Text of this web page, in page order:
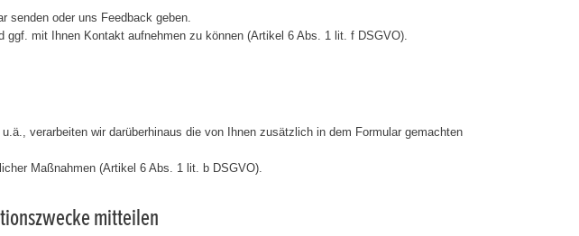
senden oder uns Feedback geben.
mit Ihnen Kontakt aufnehmen zu können (Artikel 6 Abs. 1 lit. f DSGVO).
verarbeiten wir darüberhinaus die von Ihnen zusätzlich in dem Formular gemachten
Maßnahmen (Artikel 6 Abs. 1 lit. b DSGVO).
mitteilen